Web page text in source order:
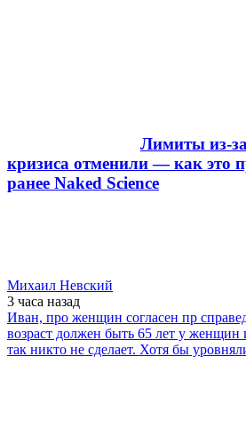
Лимиты из-
кризиса отменили — как это
ранее Naked Science
Михаил Невский
3 часа назад
Иван, про женщин согласен пр
возраст должен быть 65 лет у
так никто не сделает. Хотя бы